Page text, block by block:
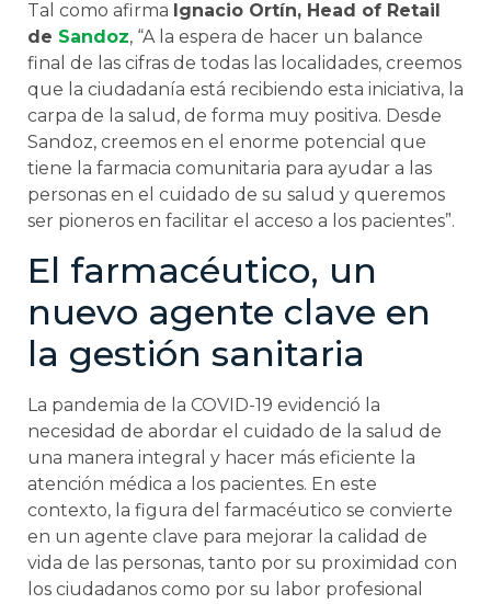
Tal como afirma Ignacio Ortín, Head of Retail
de Sandoz, “A la espera de hacer un balance
final de las cifras de todas las localidades, creemos
que la ciudadanía está recibiendo esta iniciativa, la
carpa de la salud, de forma muy positiva. Desde
Sandoz, creemos en el enorme potencial que
tiene la farmacia comunitaria para ayudar a las
personas en el cuidado de su salud y queremos
ser pioneros en facilitar el acceso a los pacientes”.
El farmacéutico, un
nuevo agente clave en
la gestión sanitaria
La pandemia de la COVID-19 evidenció la
necesidad de abordar el cuidado de la salud de
una manera integral y hacer más eficiente la
atención médica a los pacientes. En este
contexto, la figura del farmacéutico se convierte
en un agente clave para mejorar la calidad de
vida de las personas, tanto por su proximidad con
los ciudadanos como por su labor profesional